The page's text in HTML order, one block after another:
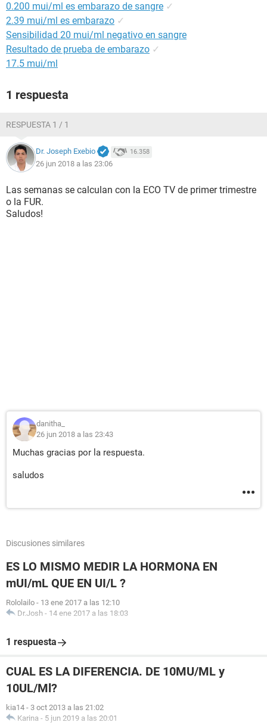
0.200 mui/ml es embarazo de sangre ✓
2.39 mui/ml es embarazo ✓
Sensibilidad 20 mui/ml negativo en sangre
Resultado de prueba de embarazo ✓
17.5 mui/ml
1 respuesta
RESPUESTA 1 / 1
Dr. Joseph Exebio 16.358
26 jun 2018 a las 23:06
Las semanas se calculan con la ECO TV de primer trimestre
o la FUR.
Saludos!
danitha_
26 jun 2018 a las 23:43
Muchas gracias por la respuesta.
saludos
Discusiones similares
ES LO MISMO MEDIR LA HORMONA EN
mUI/mL QUE EN UI/L ?
Rololailo - 13 ene 2017 a las 12:10
Dr.Josh - 14 ene 2017 a las 18:03
1 respuesta
CUAL ES LA DIFERENCIA. DE 10MU/ML y
10UL/Ml?
kia14 - 3 oct 2013 a las 21:02
Karina - 5 jun 2019 a las 20:01